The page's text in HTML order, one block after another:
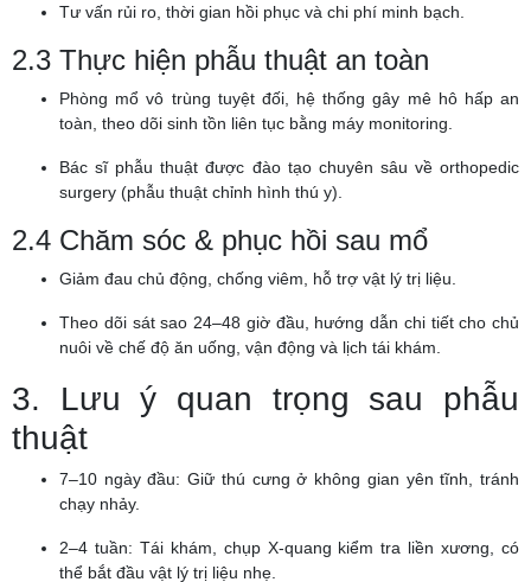
Tư vấn rủi ro, thời gian hồi phục và chi phí minh bạch.
2.3 Thực hiện phẫu thuật an toàn
Phòng mổ vô trùng tuyệt đối, hệ thống gây mê hô hấp an
toàn, theo dõi sinh tồn liên tục bằng máy monitoring.
Bác sĩ phẫu thuật được đào tạo chuyên sâu về orthopedic
surgery (phẫu thuật chỉnh hình thú y).
2.4 Chăm sóc & phục hồi sau mổ
Giảm đau chủ động, chống viêm, hỗ trợ vật lý trị liệu.
Theo dõi sát sao 24–48 giờ đầu, hướng dẫn chi tiết cho chủ
nuôi về chế độ ăn uống, vận động và lịch tái khám.
3. Lưu ý quan trọng sau phẫu
thuật
7–10 ngày đầu: Giữ thú cưng ở không gian yên tĩnh, tránh
chạy nhảy.
2–4 tuần: Tái khám, chụp X-quang kiểm tra liền xương, có
thể bắt đầu vật lý trị liệu nhẹ.